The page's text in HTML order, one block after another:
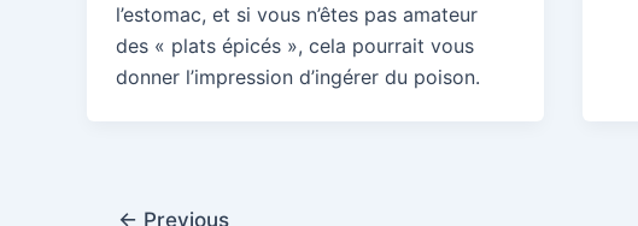
l’estomac, et si vous n’êtes pas amateur
des « plats épicés », cela pourrait vous
donner l’impression d’ingérer du poison.
Post← Previous